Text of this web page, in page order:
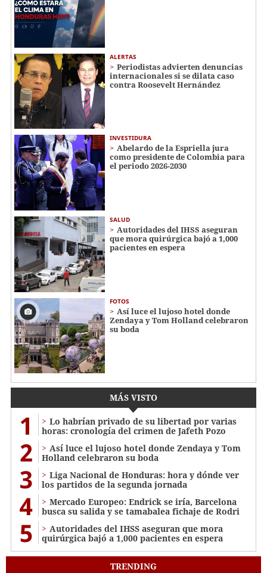
ALERTAS
Periodistas advierten denuncias
internacionales si se dilata caso
contra Roosevelt Hernández
INVESTIDURA
Abelardo de la Espriella jura
como presidente de Colombia para
el periodo 2026-2030
SALUD
Autoridades del IHSS aseguran
que mora quirúrgica bajó a 1,000
pacientes en espera
FOTOS
Así luce el lujoso hotel donde
Zendaya y Tom Holland celebraron
su boda
MÁS VISTO
1
Lo habrían privado de su libertad por varias
horas: cronología del crimen de Jafeth Pozo
2
Así luce el lujoso hotel donde Zendaya y Tom
Holland celebraron su boda
3
Liga Nacional de Honduras: hora y dónde ver
los partidos de la segunda jornada
4
Mercado Europeo: Endrick se iría, Barcelona
busca su salida y se tamabalea fichaje de Rodri
5
Autoridades del IHSS aseguran que mora
quirúrgica bajó a 1,000 pacientes en espera
TRENDING